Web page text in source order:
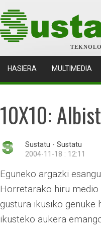
HASIERA (CURRENT)
MULTIMEDIA
10X10:
Sustatu - Sustatu
2004-11-18 : 12:11
Eguneko argazki
Horretarako hiru medio
gustura ikusiko genuke
ikusteko aukera